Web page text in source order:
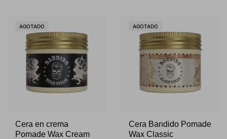
AGOTADO
Cera en crema
Pomade Wax Cream
AGOTADO
Cera Bandido Pomade
Wax Classic